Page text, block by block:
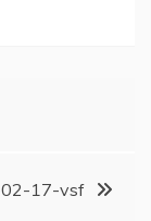
17-vsf